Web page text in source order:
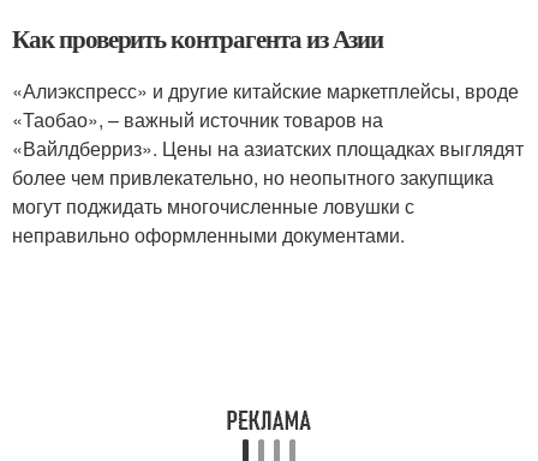
Как проверить контрагента из Азии
«Алиэкспресс» и другие китайские маркетплейсы, вроде
«Таобао», – важный источник товаров на
«Вайлдберриз». Цены на азиатских площадках выглядят
более чем привлекательно, но неопытного закупщика
могут поджидать многочисленные ловушки с
неправильно оформленными документами.